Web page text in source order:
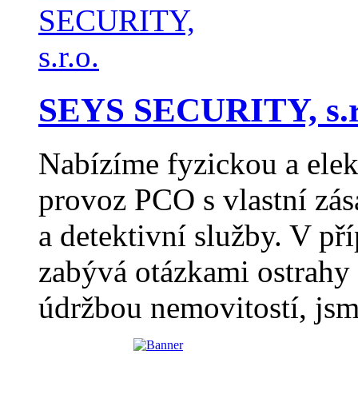
SEYS SECURITY,
Nabízíme fyzickou a
provoz PCO s vlastní
a detektivní služby. V
zabývá otázkami
údržbou nemovitostí,